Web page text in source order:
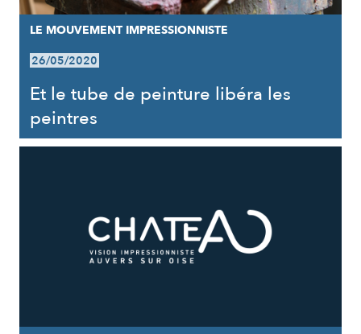
LE MOUVEMENT IMPRESSIONNISTE
26/05/2020
Et le tube de peinture libéra les
peintres